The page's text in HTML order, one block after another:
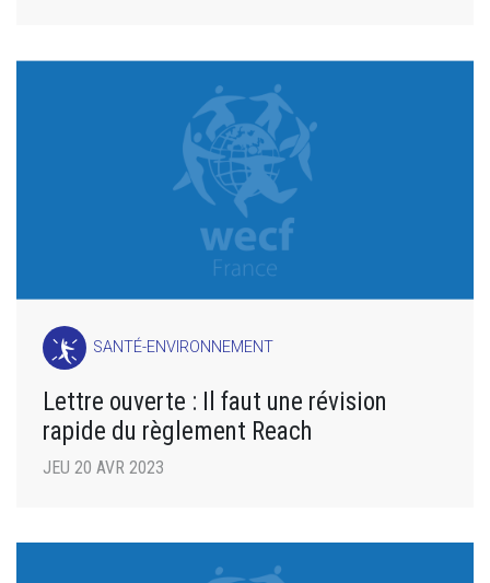
SANTÉ-ENVIRONNEMENT
Lettre ouverte : Il faut une révision
rapide du règlement Reach
JEU 20 AVR 2023